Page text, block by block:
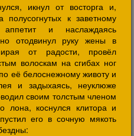
икнул от восторга и,
к заветному
и наслаждаясь
отодвинул руку жены в
от радости, провёл
волоскам на сгибах ног
её белоснежному животу и
и задыхаясь, неуклюже
своим толстым членом
лона, коснулся клитора и
его в сочную мякоть